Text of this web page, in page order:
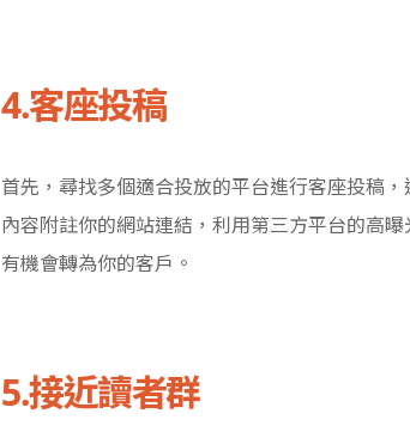
4.客座投稿
首先，尋找多個適合投放的平台進行客座投稿
內容附註你的網站連結，利用第三方平台的高
有機會轉為你的客戶。
5.接近讀者群